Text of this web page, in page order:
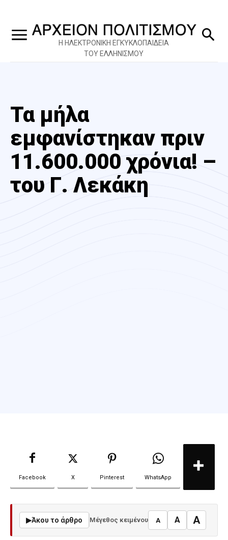
Η ΗΛΕΚΤΡΟΝΙΚΗ ΕΓΚΥΚΛΟΠΑΙΔΕΙΑ
ΤΟΥ ΕΛΛΗΝΙΣΜΟΥ
Τα μήλα
εμφανίστηκαν πριν
11.600.000 χρόνια! –
του Γ. Λεκάκη
Facebook X Pinterest WhatsApp
▶Άκου το άρθρο Μέγεθος κειμένου A A A